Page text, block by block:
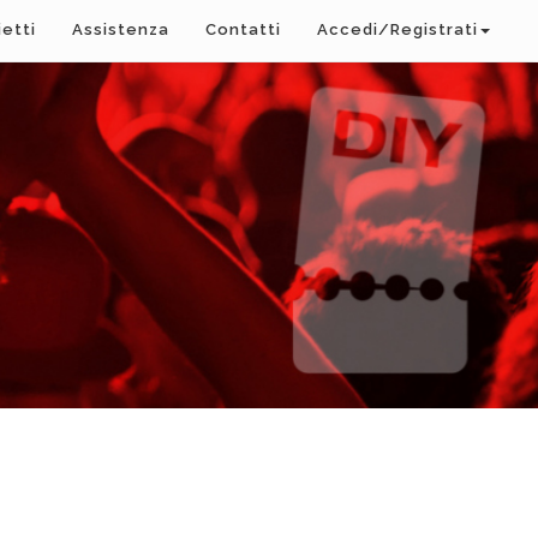
Assistenza Contatti Accedi/Registrati